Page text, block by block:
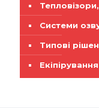
Системи
Типові
Екіпірування